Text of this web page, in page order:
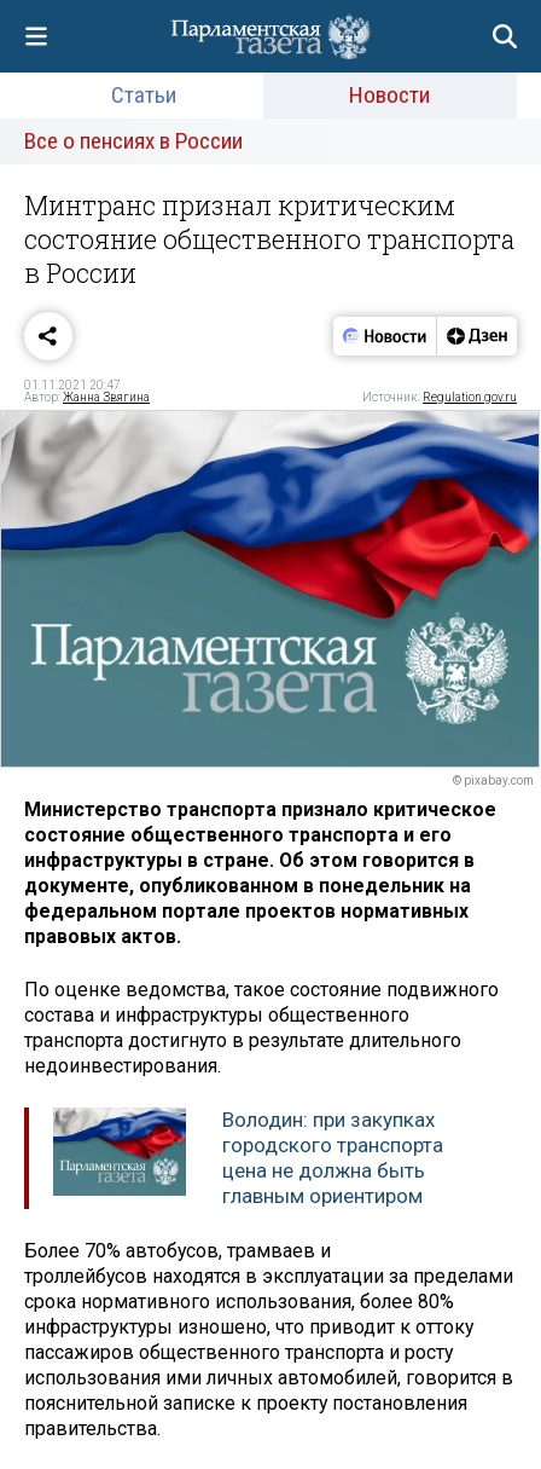
Статьи
Новости
Все о пенсиях в России
Минтранс признал критическим
состояние общественного транспорта
в России
01.11.2021 20:47
Автор:Жанна Звягина Источник: Regulation.gov.ru
© pixabay.com
Министерство транспорта признало критическое
состояние общественного транспорта и его
инфраструктуры в стране. Об этом говорится в
документе, опубликованном в понедельник на
федеральном портале проектов нормативных
правовых актов.
По оценке ведомства, такое состояние подвижного
состава и инфраструктуры общественного
транспорта достигнуто в результате длительного
недоинвестирования.
Володин: при закупках
городского транспорта
цена не должна быть
главным ориентиром
Более 70% автобусов, трамваев и
троллейбусов находятся в эксплуатации за пределами
срока нормативного использования, более 80%
инфраструктуры изношено, что приводит к оттоку
пассажиров общественного транспорта и росту
использования ими личных автомобилей, говорится в
пояснительной записке к проекту постановления
правительства.